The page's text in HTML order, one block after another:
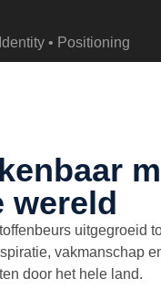
• Positioning
wereld
uitgegroeid
vakmanschap
door het hele land.